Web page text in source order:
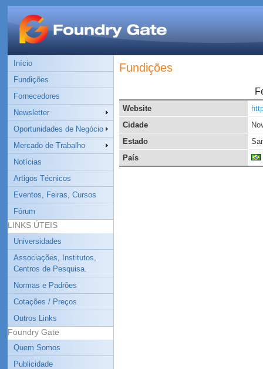
Início
Fundições
Fornecedores
Newsletter
Oportunidades de Negócio
Mercado de Trabalho
Notícias
Artigos Técnicos
Eventos, Feiras, Cursos
Fórum
LINKS ÚTEIS
Universidades
Associações, Institutos,
Centros de Pesquisa.
Normas e Padrões
Cotações / Preços
Outros Links
Foundry Gate
Quem Somos
Publicidade
Fundições
Website
Cidade
Estado
País